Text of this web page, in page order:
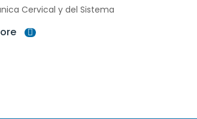
Cervical y del Sistema